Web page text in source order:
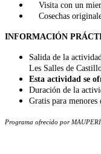
Visita con un
Cosechas
INFORMACIÓN
Salida de la
Les Salles de
Esta actividad se
Duración de la
Gratis para menores
Programa ofrecido por